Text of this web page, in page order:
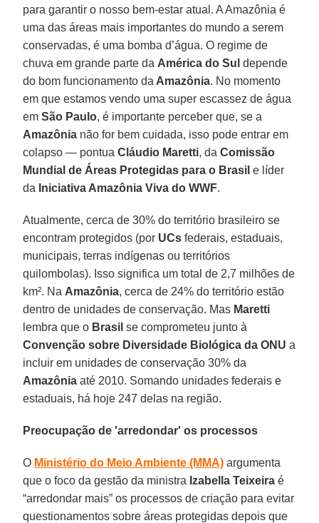
para garantir o nosso bem-estar atual. A Amazônia é
uma das áreas mais importantes do mundo a serem
conservadas, é uma bomba d’água. O regime de
chuva em grande parte da América do Sul depende
do bom funcionamento da Amazônia. No momento
em que estamos vendo uma super escassez de água
emSão Paulo, é importante perceber que, se a
Amazônia não for bem cuidada, isso pode entrar em
colapso — pontuaCláudio Maretti, daComissão
Mundial de Áreas Protegidas para o Brasil e líder
da Iniciativa Amazônia Viva do WWF.
Atualmente, cerca de 30% do território brasileiro se
encontram protegidos (por UCs federais, estaduais,
municipais, terras indígenas ou territórios
quilombolas). Isso significa um total de 2,7 milhões de
km². Na Amazônia, cerca de 24% do território estão
dentro de unidades de conservação. Mas Maretti
lembra que o Brasil se comprometeu junto à
Convenção sobre Diversidade Biológica da ONU a
incluir em unidades de conservação 30% da
Amazônia até 2010. Somando unidades federais e
estaduais, há hoje 247 delas na região.
Preocupação de 'arredondar' os processos
O Ministério do Meio Ambiente (MMA) argumenta
que o foco da gestão da ministra Izabella Teixeira é
“arredondar mais” os processos de criação para evitar
questionamentos sobre áreas protegidas depois que